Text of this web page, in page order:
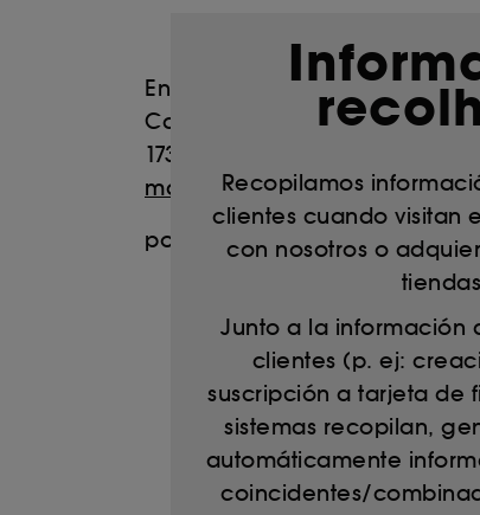
Recopilamos
clientes cuando visitan
con nosotros o
Junto a la información
clientes (p. ej:
suscripción a tarjeta de
sistemas recopilan,
automáticamente
coincidentes/
En caso de preguntas o
Calle Alfonso XII 34, Bajo
173 (llamada gratuita, *por
más información)
por correo electrónico: